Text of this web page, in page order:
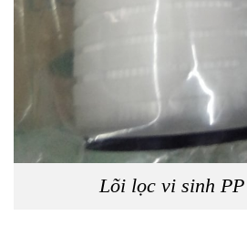
Lõi lọc vi sinh